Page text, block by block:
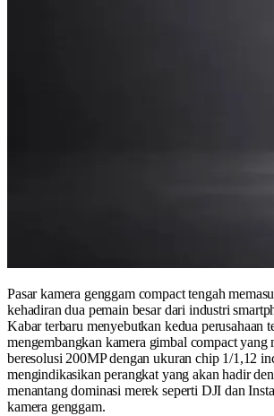
Pasar kamera genggam compact tengah
kehadiran dua pemain besar dari industri
Kabar terbaru menyebutkan kedua perusahaan
mengembangkan kamera gimbal compact yang
beresolusi 200MP dengan ukuran chip 1/1,12
mengindikasikan perangkat yang akan hadir
menantang dominasi merek seperti DJI dan
kamera genggam.